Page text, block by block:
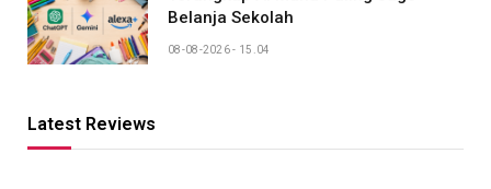
Belanja Sekolah
08-08-2026 - 15.04
Latest Reviews